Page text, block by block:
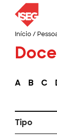
Início/
A B C
Tipo